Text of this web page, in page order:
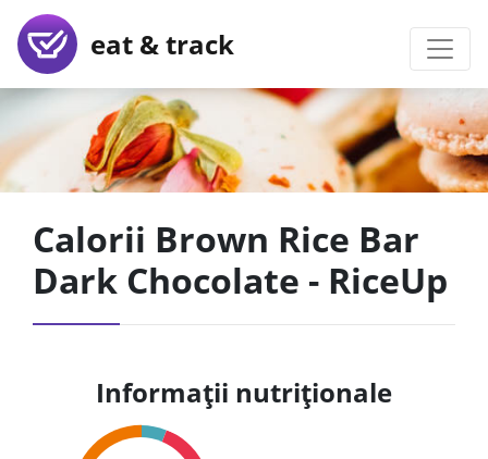
eat & track
Calorii Brown Rice Bar
Dark Chocolate - RiceUp
Informații nutriționale